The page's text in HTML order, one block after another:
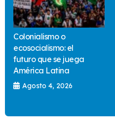
Colonialismo o
ecosocialismo: el
futuro que se juega
América Latina
Agosto 4, 2026